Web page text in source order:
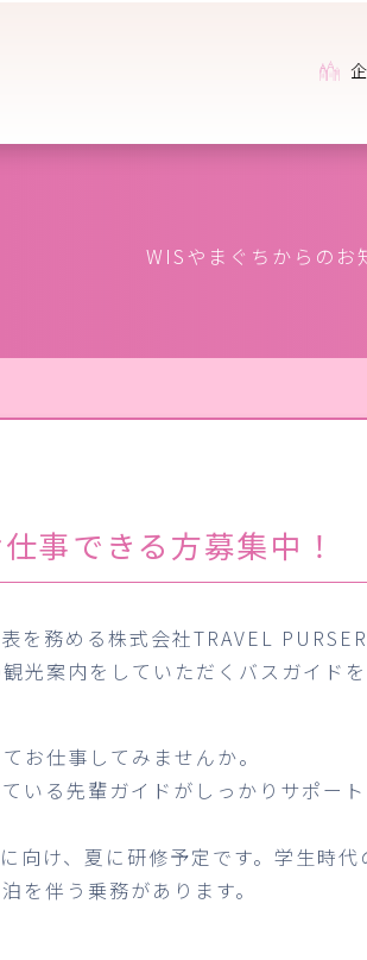
WISやまぐちからのお
事できる方募集中！
を務める株式会社TRAVEL
光案内をしていただくバスガイド
お仕事してみませんか。
いる先輩ガイドがしっかりサポー
向け、夏に研修予定です。学生時代
を伴う乗務があります。